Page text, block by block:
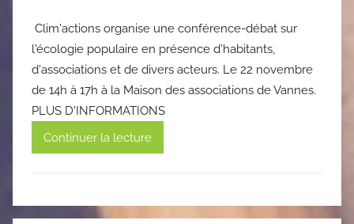
Clim'actions organise une conférence-débat sur
l'écologie populaire en présence d'habitants,
d'associations et de divers acteurs. Le 22 novembre
de 14h à 17h à la Maison des associations de Vannes.
PLUS D'INFORMATIONS
Continuer la lecture